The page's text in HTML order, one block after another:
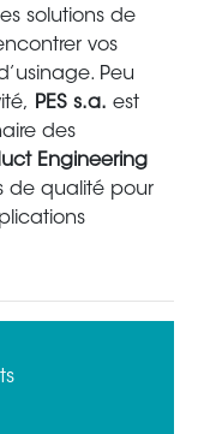
solutions de
vos
Peu
PES s.a. est
des
Engineering
de qualité pour